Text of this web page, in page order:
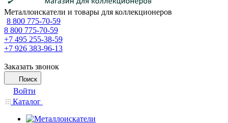
Металлоискатели и товары для коллекционеров
8 800 775-70-59
8 800 775-70-59
+7 495 255-38-59
+7 926 383-96-13
Заказать звонок
Поиск
Войти
Каталог